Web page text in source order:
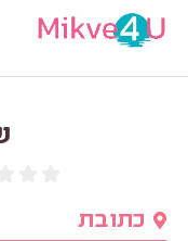
כתובת